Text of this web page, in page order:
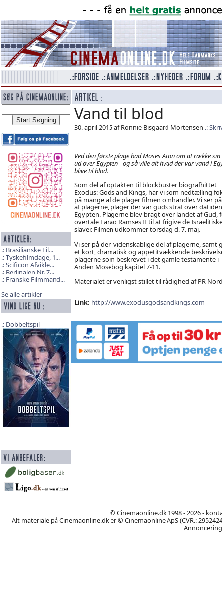
Brasilianske Fil...
Tyskefilmdage, 1...
Scificon Afvikle...
Berlinalen Nr. 7...
Franske Filmmand...
Se alle artikler
Dobbeltspil
Vand til blod
30. april 2015 af Ronnie Bisgaard Mortensen
Ved den første plage bad Moses Aron om at række sin
ud over Egypten - og så ville alt hvad der var vand i
blive til blod.
Som del af optakten til blockbuster biografhittet
Exodus: Gods and Kings, har vi som nedtælling
på mange af de plager filmen omhandler. Vi ser
af plagerne, plager der var guds straf over
Egypten. Plagerne blev bragt over landet af Gud,
overtale Farao Ramses II til at frigive de Israelitiske
slaver. Filmen udkommer torsdag d. 7. maj.
Vi ser på den videnskablige del af plagerne, samt
et kort, dramatisk og appetitvækkende
plagerne som beskrevet i det gamle testamente i
Anden Mosebog kapitel 7-11.
Materialet er venligst stillet til rådighed af PR
Link: http://www.exodusgodsandkings.com
© Cinemaonline.dk 1998 - 2026 -
Alt materiale på Cinemaonline.dk er © Cinemaonline ApS (CVR.: